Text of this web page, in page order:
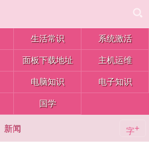
生活常识 系统激活
面板下载地址 主机运维
电脑知识 电子知识
国学
新闻 字+